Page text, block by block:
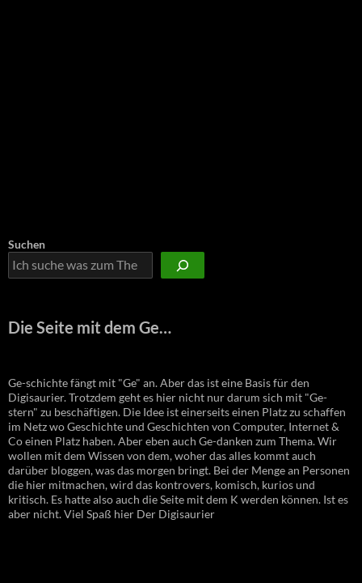
Suchen
Die Seite mit dem Ge…
Ge-schichte fängt mit "Ge" an. Aber das ist eine Basis für den
Digisaurier. Trotzdem geht es hier nicht nur darum sich mit "Ge-
stern" zu beschäftigen. Die Idee ist einerseits einen Platz zu schaffen
im Netz wo Geschichte und Geschichten von Computer, Internet &
Co einen Platz haben. Aber eben auch Ge-danken zum Thema. Wir
wollen mit dem Wissen von dem, woher das alles kommt auch
darüber bloggen, was das morgen bringt. Bei der Menge an Personen
die hier mitmachen, wird das kontrovers, komisch, kurios und
kritisch. Es hatte also auch die Seite mit dem K werden können. Ist es
aber nicht. Viel Spaß hier Der Digisaurier